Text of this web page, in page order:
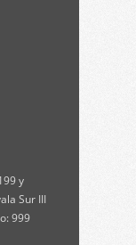
y
Sur III
999